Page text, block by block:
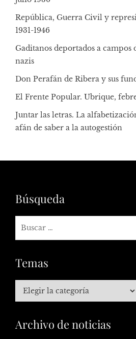
República, Guerra Civil y
1931-1946
Gaditanos deportados a
nazis
Don Perafán de Ribera y sus
El Frente Popular. Ubrique,
Juntar las letras. La
afán de saber a la autogestión
Búsqueda
Temas
Archivo de noticias